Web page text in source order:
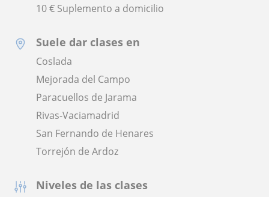
10 € Suplemento a domicilio
Suele dar clases en
Coslada
Mejorada del Campo
Paracuellos de Jarama
Rivas-Vaciamadrid
San Fernando de Henares
Torrejón de Ardoz
Niveles de las clases